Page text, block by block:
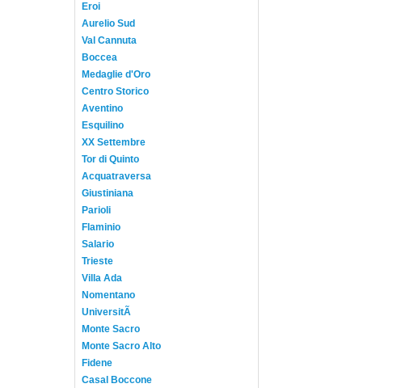
Eroi
Aurelio Sud
Val Cannuta
Boccea
Medaglie d'Oro
Centro Storico
Aventino
Esquilino
XX Settembre
Tor di Quinto
Acquatraversa
Giustiniana
Parioli
Flaminio
Salario
Trieste
Villa Ada
Nomentano
UniversitÃ
Monte Sacro
Monte Sacro Alto
Fidene
Casal Boccone